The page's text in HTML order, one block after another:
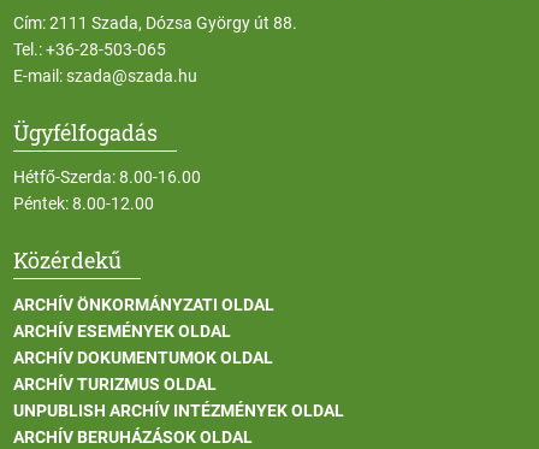
Cím: 2111 Szada, Dózsa György út 88.
Tel.:+36-28-503-065
E-mail:szada@szada.hu
Ügyfélfogadás
Hétfő-Szerda: 8.00-16.00
Péntek: 8.00-12.00
Közérdekű
ARCHÍV ÖNKORMÁNYZATI OLDAL
ARCHÍV ESEMÉNYEK OLDAL
ARCHÍV DOKUMENTUMOK OLDAL
ARCHÍV TURIZMUS OLDAL
UNPUBLISH ARCHÍV INTÉZMÉNYEK OLDAL
ARCHÍV BERUHÁZÁSOK OLDAL